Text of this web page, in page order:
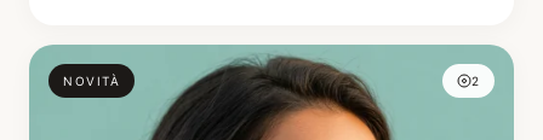
NOVITÀ 2